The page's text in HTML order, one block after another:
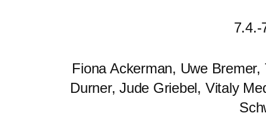
7.4.-
Fiona Ackerman, Uwe
Durner, Jude Griebel, Vitaly